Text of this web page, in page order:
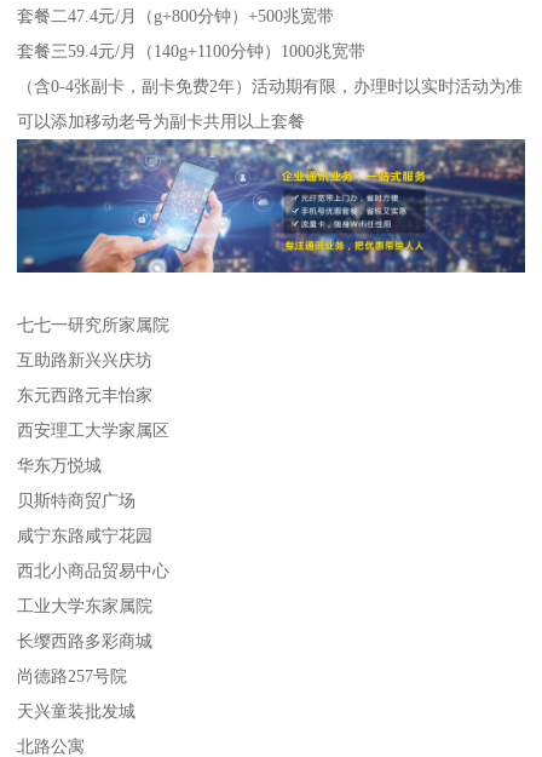
套餐二47.4元/月（g+800分钟）+500兆宽带
套餐三59.4元/月（140g+1100分钟）1000兆宽带
（含0-4张副卡，副卡免费2年）活动期有限，办理时以实时活动为准
可以添加移动老号为副卡共用以上套餐
七七一研究所家属院
互助路新兴兴庆坊
东元西路元丰怡家
西安理工大学家属区
华东万悦城
贝斯特商贸广场
咸宁东路咸宁花园
西北小商品贸易中心
工业大学东家属院
长缨西路多彩商城
尚德路257号院
天兴童装批发城
北路公寓